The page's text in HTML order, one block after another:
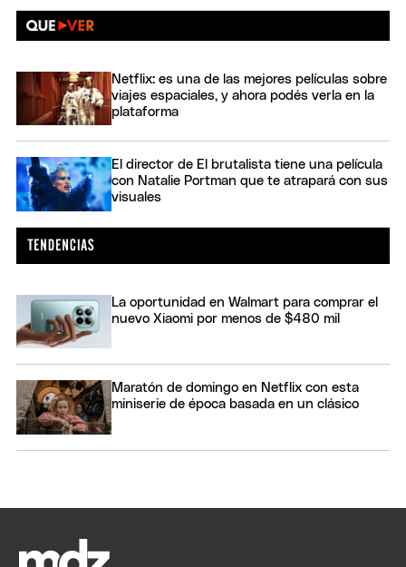
Netflix: es una de las mejores películas sobre
viajes espaciales, y ahora podés verla en la
plataforma
El director de El brutalista tiene una película
con Natalie Portman que te atrapará con sus
visuales
La oportunidad en Walmart para comprar el
nuevo Xiaomi por menos de $480 mil
Maratón de domingo en Netflix con esta
miniserie de época basada en un clásico